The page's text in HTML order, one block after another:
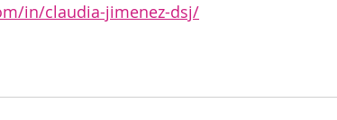
in/claudia-jimenez-dsj/